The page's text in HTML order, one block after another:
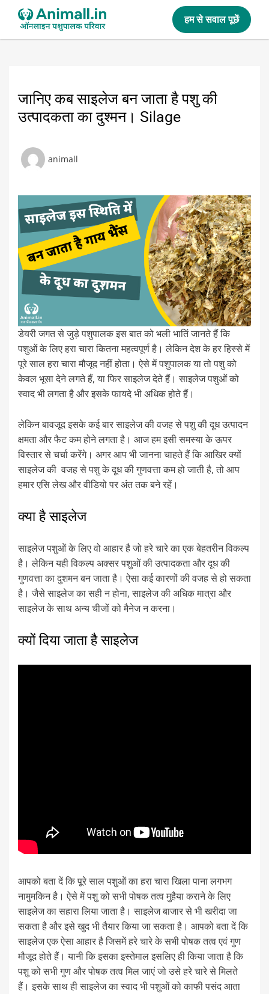
हम से सवाल पूछें
जानिए कब साइलेज बन जाता है पशु की
उत्पादकता का दुश्मन। Silage
animall
डेयरी जगत से जुड़े पशुपालक इस बात को भली भातिं जानते हैं कि
पशुओं के लिए हरा चारा कितना महत्वपूर्ण है। लेकिन देश के हर हिस्से में
पूरे साल हरा चारा मौजूद नहीं होता। ऐसे में पशुपालक या तो पशु को
केवल भूसा देने लगते हैं, या फिर साइलेज देते हैं। साइलेज पशुओं को
स्वाद भी लगता है और इसके फायदे भी अधिक होते हैं।
लेकिन बावजूद इसके कई बार साइलेज की वजह से पशु की दूध उत्पादन
क्षमता और फैट कम होने लगता है। आज हम इसी समस्या के ऊपर
विस्तार से चर्चा करेंगे। अगर आप भी जानना चाहते हैं कि आखिर क्यों
साइलेज की वजह से पशु के दूध की गुणवत्ता कम हो जाती है, तो आप
हमार एसि लेख और वीडियो पर अंत तक बने रहें।
क्या है साइलेज
साइलेज पशुओं के लिए वो आहार है जो हरे चारे का एक बेहतरीन विकल्प
है। लेकिन यही विकल्प अक्सर पशुओं की उत्पादकता और दूध की
गुणवत्ता का दुशमन बन जाता है। ऐसा कई कारणों की वजह से हो सकता
है। जैसे साइलेज का सही न होना, साइलेज की अधिक मात्रा और
साइलेज के साथ अन्य चीजों को मैनेज न करना।
क्यों दिया जाता है साइलेज
आपको बता दें कि पूरे साल पशुओं का हरा चारा खिला पाना लगभग
नामुमकिन है। ऐसे में पशु को सभी पोषक तत्व मुहैया कराने के लिए
साइलेज का सहारा लिया जाता है। साइलेज बाजार से भी खरीदा जा
सकता है और इसे खुद भी तैयार किया जा सकता है। आपको बता दें कि
साइलेज एक ऐसा आहार है जिसमें हरे चारे के सभी पोषक तत्व एवं गुण
मौजूद होते हैं। यानी कि इसका इस्तेमाल इसलिए ही किया जाता है कि
पशु को सभी गुण और पोषक तत्व मिल जाएं जो उसे हरे चारे से मिलते
हैं। इसके साथ ही साइलेज का स्वाद भी पशुओं को काफी पसंद आता